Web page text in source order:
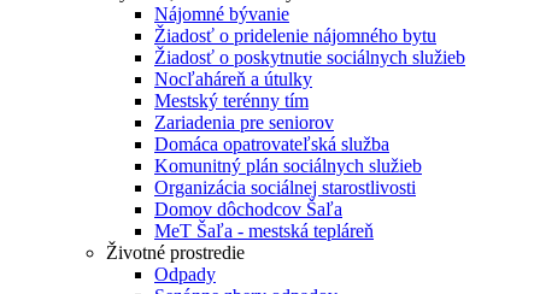
Nájomné bývanie
Žiadosť o pridelenie nájomného bytu
Žiadosť o poskytnutie sociálnych služieb
Nocľaháreň a útulky
Mestský terénny tím
Zariadenia pre seniorov
Domáca opatrovateľská služba
Komunitný plán sociálnych služieb
Organizácia sociálnej starostlivosti
Domov dôchodcov Šaľa
MeT Šaľa - mestská tepláreň
Životné prostredie
Odpady